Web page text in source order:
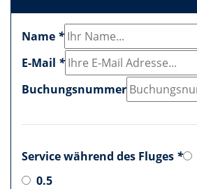
Name *
E-Mail *
Buchungsnummer
Service während des Fluges *
0.5